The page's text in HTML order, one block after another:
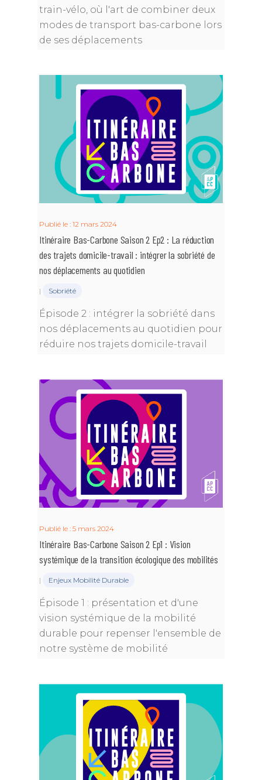
train-vélo, où l'art de combiner deux
modes de transport bas-carbone lors
de ses déplacements
Publié le : 12 mars 2024
Itinéraire Bas-Carbone Saison 2 Ep2 : La réduction
des trajets domicile-travail : intégrer la sobriété de
nos déplacements au quotidien
| Sobriété
Épisode 2 : intégrer la sobriété dans
nos déplacements au quotidien pour
réduire nos trajets domicile-travail
Publié le : 5 mars 2024
Itinéraire Bas-Carbone Saison 2 Ep1 : Vision
systémique de la transition écologique des mobilités
| Enjeux Mobilité Durable
Épisode 1 : présentation et d'une
vision systémique de la mobilité
durable pour repenser l'ensemble de
notre système de mobilité